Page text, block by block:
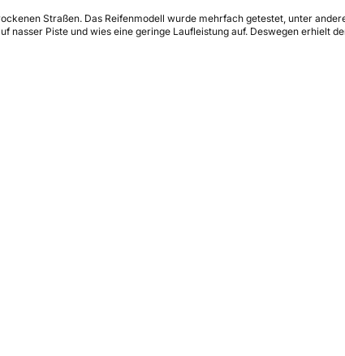
Straßen. Das Reifenmodell wurde mehrfach getestet, unter
Piste und wies eine geringe Laufleistung auf. Deswegen erhielt